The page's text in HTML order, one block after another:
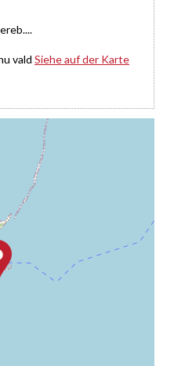
vald Siehe auf der Karte